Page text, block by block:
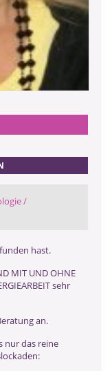
/
hast.
MIT UND OHNE
sehr
an.
nur das reine